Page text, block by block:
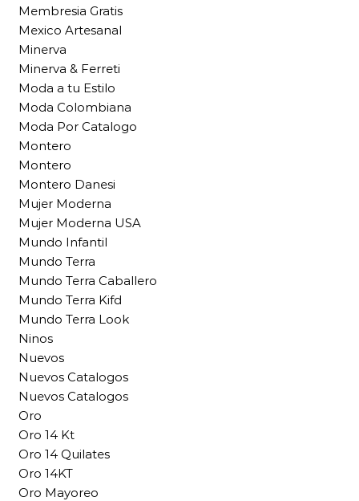
Membresia Gratis
Mexico Artesanal
Minerva
Minerva & Ferreti
Moda a tu Estilo
Moda Colombiana
Moda Por Catalogo
Montero
Montero
Montero Danesi
Mujer Moderna
Mujer Moderna USA
Mundo Infantil
Mundo Terra
Mundo Terra Caballero
Mundo Terra Kifd
Mundo Terra Look
Ninos
Nuevos
Nuevos Catalogos
Nuevos Catalogos
Oro
Oro 14 Kt
Oro 14 Quilates
Oro 14KT
Oro Mayoreo